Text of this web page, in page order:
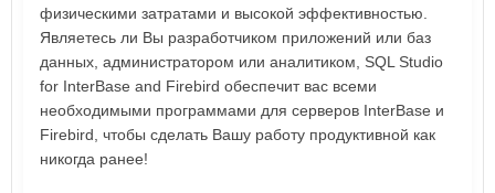
физическими затратами и высокой эффективностью.
Являетесь ли Вы разработчиком приложений или баз
данных, администратором или аналитиком, SQL Studio
for InterBase and Firebird обеспечит вас всеми
необходимыми программами для серверов InterBase и
Firebird, чтобы сделать Вашу работу продуктивной как
никогда ранее!